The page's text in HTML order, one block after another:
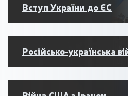
Вступ України до ЄС
Російсько-українська